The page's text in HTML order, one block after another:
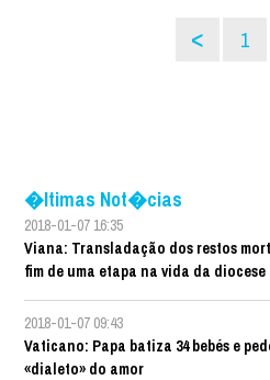
< 1
�ltimas Not�cias
2018-01-07 16:35
Viana: Transladação dos restos
fim de uma etapa na vida da diocese
2018-01-07 09:43
Vaticano: Papa batiza 34 bebés e
«dialeto» do amor